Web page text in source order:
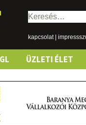
Keresés:
kapcsolat|
ÜZLETI ÉLET